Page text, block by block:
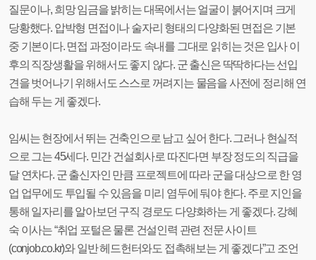
질문이나, 희망 임금을 밝히는 대목에서는 얼굴이 붉어지며 크게
당황했다. 압박형 면접이나 술자리 형태의 다양화된 면접은 기본
중 기본이다. 면접 과정이라도 속내를 그대로 읽히는 것은 입사 이
후의 직장생활을 위해서도 좋지 않다. 군 출신은 딱딱하다는 선입
견을 벗어나기 위해서도 스스로 꺼려지는 물음을 사전에 정리해 연
습해 두는 게 좋겠다.
임씨는 현장에서 뛰는 건축인으로 남고 싶어 한다. 그러나 현실적
으로 그는 45세다. 민간 건설회사로 따진다면 부장 정도의 직급을
달 연차다. 군 출신자인 만큼 프로젝트에 따라 군을 대상으로 한 영
업 업무에도 투입될 수 있음을 미리 염두에 둬야 한다. 주로 지인을
통해 일자리를 알아보던 구직 경로도 다양화하는 게 좋겠다. 강혜
숙 이사는 “취업 포털은 물론 건설인력 관련 전문 사이트
(conjob.co.kr)와 일반 헤드헌터와도 접촉해보는 게 좋겠다”고 조언